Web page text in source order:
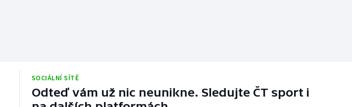
SOCIÁLNÍ SÍTĚ
Odteď vám už nic neunikne. Sledujte ČT sport i